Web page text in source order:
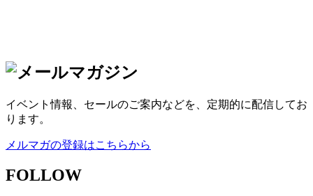
イベント情報、セールのご案内などを、定期的に配信してお
ります。
メルマガの登録はこちらから
FOLLOW